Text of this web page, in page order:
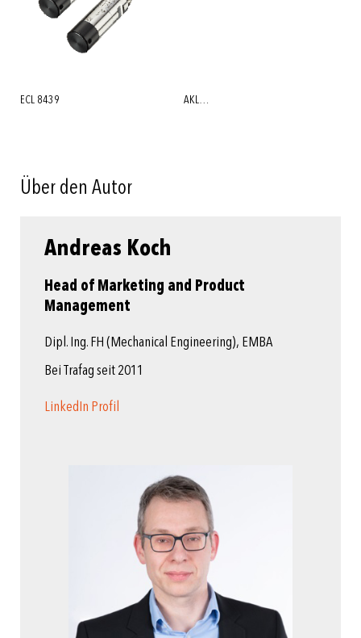
ECL 8439 AKL…
Über den Autor
Andreas Koch
Head of Marketing and Product
Management
Dipl. Ing. FH (Mechanical Engineering), EMBA
Bei Trafag seit 2011
LinkedIn Profil